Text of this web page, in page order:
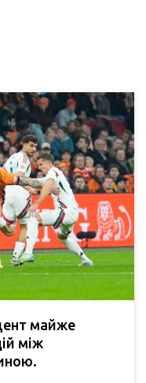
майже
між